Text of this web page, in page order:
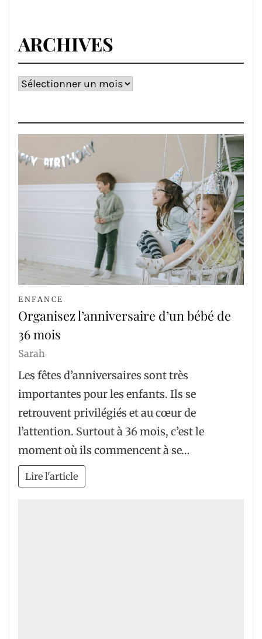
ARCHIVES
Archives
ENFANCE
Organisez l’anniversaire d’un bébé de
36 mois
Sarah
Les fêtes d’anniversaires sont très
importantes pour les enfants. Ils se
retrouvent privilégiés et au cœur de
l’attention. Surtout à 36 mois, c’est le
moment où ils commencent à se…
Lire l'article